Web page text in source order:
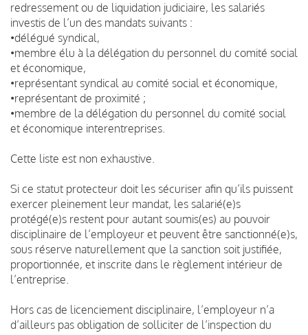
redressement ou de liquidation judiciaire, les salariés
investis de l’un des mandats suivants :
•délégué syndical,
•membre élu à la délégation du personnel du comité social
et économique,
•représentant syndical au comité social et économique,
•représentant de proximité ;
•membre de la délégation du personnel du comité social
et économique interentreprises.
Cette liste est non exhaustive.
Si ce statut protecteur doit les sécuriser afin qu’ils puissent
exercer pleinement leur mandat, les salarié(e)s
protégé(e)s restent pour autant soumis(es) au pouvoir
disciplinaire de l’employeur et peuvent être sanctionné(e)s,
sous réserve naturellement que la sanction soit justifiée,
proportionnée, et inscrite dans le règlement intérieur de
l’entreprise.
Hors cas de licenciement disciplinaire, l’employeur n’a
d’ailleurs pas obligation de solliciter de l’inspection du